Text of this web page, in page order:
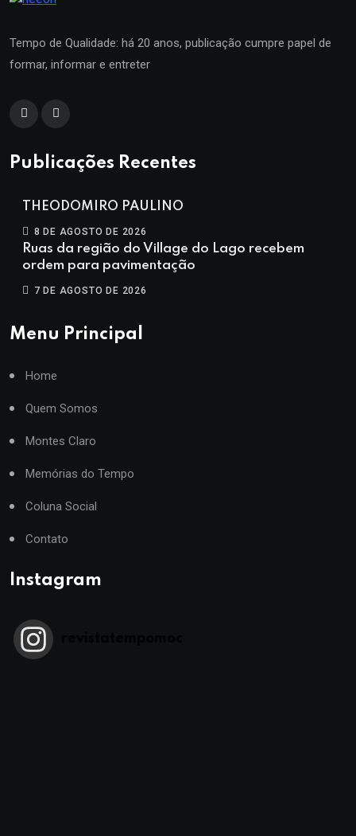
Tempo de Qualidade: há 20 anos, publicação cumpre papel de
formar, informar e entreter
Publicações Recentes
THEODOMIRO PAULINO
8 DE AGOSTO DE 2026
Ruas da região do Village do Lago recebem
ordem para pavimentação
7 DE AGOSTO DE 2026
Menu Principal
Home
Quem Somos
Montes Claro
Memórias do Tempo
Coluna Social
Contato
Instagram